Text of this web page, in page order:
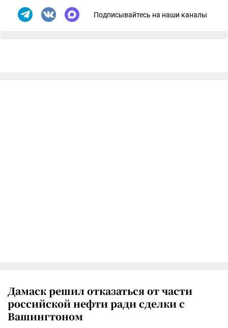
Подписывайтесь на наши каналы
Дамаск решил отказаться от части
российской нефти ради сделки с
Вашингтоном